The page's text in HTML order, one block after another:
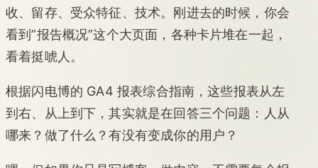
收、留存、受众特征、技术。刚进去的时候，你会
看到”报告概况”这个大页面，各种卡片堆在一起，
看着挺唬人。
根据闪电博的 GA4 报表综合指南，这些报表从左
到右、从上到下，其实就是在回答三个问题：人从
哪来？做了什么？有没有变成你的用户？